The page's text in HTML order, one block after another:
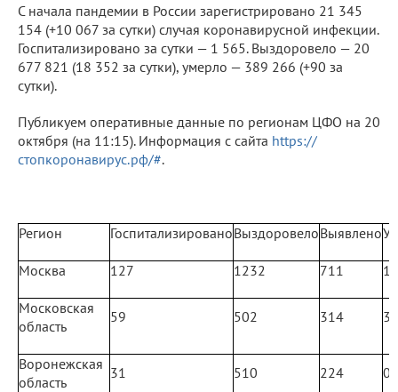
С начала пандемии в России зарегистрировано 21 345
154 (+10 067 за сутки) случая коронавирусной инфекции.
Госпитализировано за сутки — 1 565. Выздоровело — 20
677 821 (18 352 за сутки), умерло — 389 266 (+90 за
сутки).
Публикуем оперативные данные по регионам ЦФО на 20
октября (на 11:15). Информация с сайта https://
стопкоронавирус.рф/#.
Регион ГоспитализированоВыздоровелоВыявлено
Москва 127 1232 711 17
Московская
область
59 502 314 3
Воронежская
область
31 510 224 0